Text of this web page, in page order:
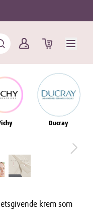
Ducray
krem som